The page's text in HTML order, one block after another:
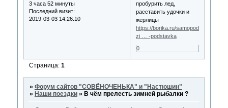
3 часа 52 минуты
Последний визит:
2019-03-03 14:26:10
пробурить лед,
расставить удочки и
жерлицы
https://borika.ru/
zi … -podstavka
0
Страница: 1
» Форум сайтов "СОВЁНОЧЕНЬКА" и "Настюшин"
» Наши поездки » В чём прелесть зимней рыбалки ?